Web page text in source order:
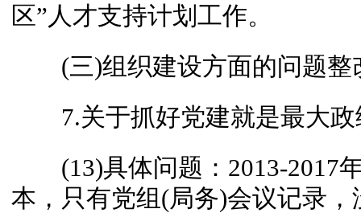
区”人才支持计划工作。
(三)组织建设方面的问题整
7.关于抓好党建就是最大政
(13)具体问题：2013-2017
本，只有党组(局务)会议记录